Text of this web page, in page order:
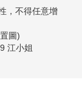
，不得任意增
圖)
江小姐